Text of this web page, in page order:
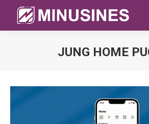
JUNG HOME